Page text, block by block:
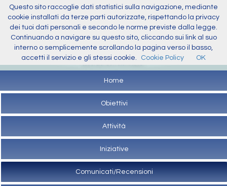
Home
Obiettivi
Attività
Iniziative
Comunicati/Recensioni
Questo sito raccoglie dati statistici sulla navigazione, mediante
cookie installati da terze parti autorizzate, rispettando la privacy
dei tuoi dati personali e secondo le norme previste dalla legge.
Continuando a navigare su questo sito, cliccando sui link al suo
interno o semplicemente scrollando la pagina verso il basso,
accetti il servizio e gli stessi cookie.
Cookie Policy OK